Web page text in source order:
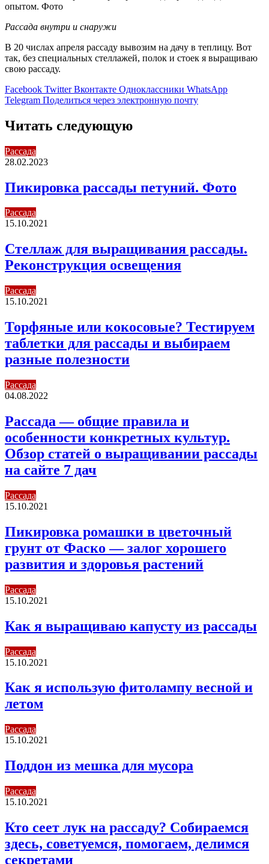
Рассада внутри и снаружи
В 20 числах апреля рассаду вывозим на дачу в теплицу. Вот
так, без специальных стеллажей, полок и стоек я выращиваю
свою рассаду.
Facebook Twitter Вконтакте Одноклассники WhatsApp
Telegram Поделиться через электронную почту
Читать следующую
Рассада
28.02.2023
Пикировка рассады петуний. Фото
Рассада
15.10.2021
Стеллаж для выращивания рассады.
Реконструкция освещения
Рассада
15.10.2021
Торфяные или кокосовые? Тестируем
таблетки для рассады и выбираем
разные полезности
Рассада
04.08.2022
Рассада — общие правила и
особенности конкретных культур.
Обзор статей о выращивании рассады
на сайте 7 дач
Рассада
15.10.2021
Пикировка ромашки в цветочный
грунт от Фаско — залог хорошего
развития и здоровья растений
Рассада
15.10.2021
Как я выращиваю капусту из рассады
Рассада
15.10.2021
Как я использую фитолампу весной и
летом
Рассада
15.10.2021
Поддон из мешка для мусора
Рассада
15.10.2021
Кто сеет лук на рассаду? Собираемся
здесь, советуемся, помогаем, делимся
секретами